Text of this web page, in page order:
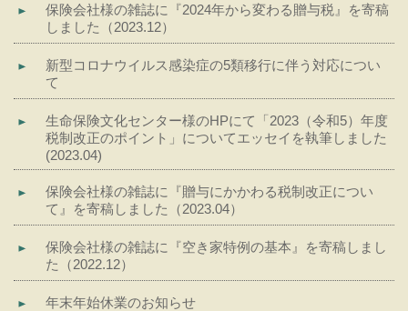
保険会社様の雑誌に『2024年から変わる贈与税』を寄稿
しました（2023.12）
新型コロナウイルス感染症の5類移行に伴う対応につい
て
生命保険文化センター様のHPにて「2023（令和5）年度
税制改正のポイント」についてエッセイを執筆しました
(2023.04)
保険会社様の雑誌に『贈与にかかわる税制改正につい
て』を寄稿しました（2023.04）
保険会社様の雑誌に『空き家特例の基本』を寄稿しまし
た（2022.12）
年末年始休業のお知らせ